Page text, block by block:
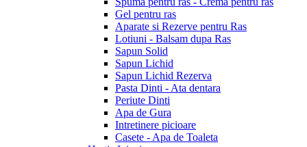
Gel pentru ras
Aparate si Rezerve pentru Ras
Lotiuni - Balsam dupa Ras
Sapun Solid
Sapun Lichid
Sapun Lichid Rezerva
Pasta Dinti - Ata dentara
Periute Dinti
Apa de Gura
Intretinere picioare
Casete - Apa de Toaleta